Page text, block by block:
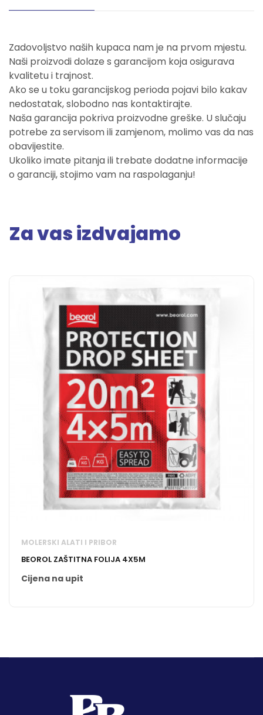
Zadovoljstvo naših kupaca nam je na prvom mjestu.
Naši proizvodi dolaze s garancijom koja osigurava
kvalitetu i trajnost.
Ako se u toku garancijskog perioda pojavi bilo kakav
nedostatak, slobodno nas kontaktirajte.
Naša garancija pokriva proizvodne greške. U slučaju
potrebe za servisom ili zamjenom, molimo vas da nas
obavijestite.
Ukoliko imate pitanja ili trebate dodatne informacije
o garanciji, stojimo vam na raspolaganju!
Za vas izdvajamo
MOLERSKI ALATI I PRIBOR
BEOROL ZAŠTITNA FOLIJA 4X5M
Cijena na upit